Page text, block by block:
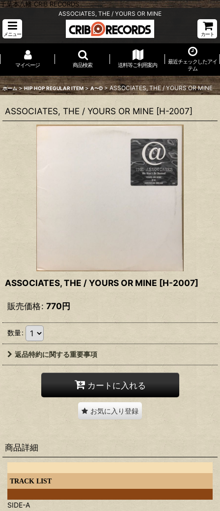
千葉本八幡 CRIB RECORDS
ASSOCIATES, THE / YOURS OR MINE
メニュー カート
マイページ 商品検索 送料等ご利用案内
最近チェックしたアイ
テム
ホーム > HIP HOP REGULAR ITEM > A〜D > ASSOCIATES, THE / YOURS OR MINE
ASSOCIATES, THE / YOURS OR MINE [H-2007]
ASSOCIATES, THE / YOURS OR MINE [H-2007]
販売価格: 770円
数量:
返品特約に関する重要事項
カートに入れる
お気に入り登録
商品詳細
TRACK LIST
SIDE-A